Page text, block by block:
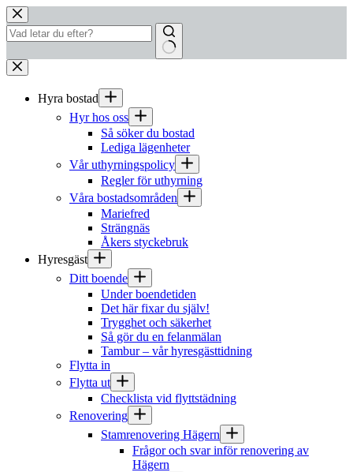
Hoppa
till
innehåll
Inga
resultat
Hyra bostad
Hyr hos oss
Så söker du bostad
Lediga lägenheter
Vår uthyrningspolicy
Regler för uthyrning
Våra bostadsområden
Mariefred
Strängnäs
Åkers styckebruk
Hyresgäst
Ditt boende
Under boendetiden
Det här fixar du själv!
Trygghet och säkerhet
Så gör du en felanmälan
Tambur – vår hyresgästtidning
Flytta in
Flytta ut
Checklista vid flyttstädning
Renovering
Stamrenovering Hägern
Frågor och svar inför renovering av
Hägern